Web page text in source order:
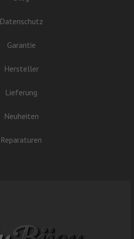
Datenschutz
Garantie
Hersteller
Lieferung
Neuheiten
Reparaturen